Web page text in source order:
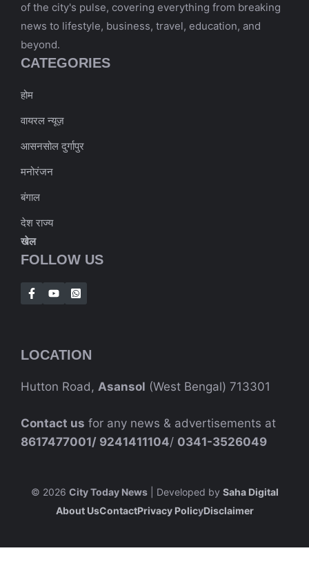
of the city's pulse, covering everything from breaking
news to lifestyle, business, travel, education, and
beyond.
CATEGORIES
होम
वायरल न्यूज़
आसनसोल दुर्गापुर
मनोरंजन
बंगाल
देश राज्य
खेल
FOLLOW US
LOCATION
Hutton Road, Asansol (West Bengal) 713301
Contact us for any news & advertisements at
8617477001/ 9241411104/ 0341-3526049
© 2026 City Today News| Developed by Saha Digital
About UsContactPrivacy PolicYDisclaimer